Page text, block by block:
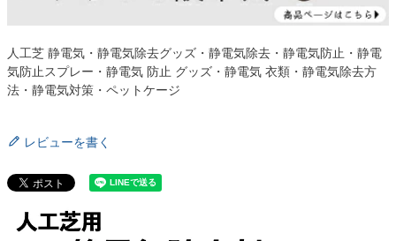
人工芝 静電気・静電気除去グッズ・静電気除去・静電気防止・静電
気防止スプレー・静電気 防止 グッズ・静電気 衣類・静電気除去方
法・静電気対策・ペットケージ
レビューを書く